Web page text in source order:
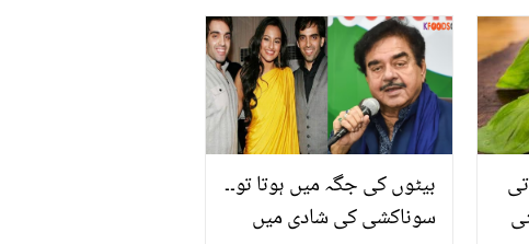
بیٹوں کی جگہ میں ہوتا تو۔۔
سوناکشی کی شادی میں